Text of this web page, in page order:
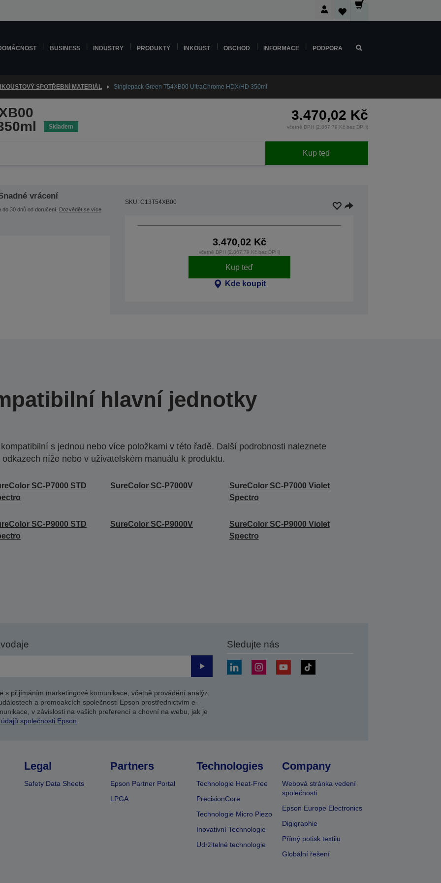
BUSINESS INDUSTRY PRODUKTY INKOUST OBCHOD INFORMACE PODPORA
SPOTŘEBNÍ MATERIÁL Singlepack Green T54XB00 UltraChrome HDX/HD 350ml
Skladem
3.470,02 Kč
včetně DPH (2.867,79 Kč bez DPH)
Kup teď
vrácení
do 30 dnů od doručení. Dozvědět se více
SKU: C13T54XB00
3.470,02 Kč
včetně DPH (2.867,79 Kč bez DPH)
Kup teď
Kde koupit
hlavní jednotky
s jednou nebo více položkami v této řadě. Další podrobnosti naleznete
odkazech níže nebo v uživatelském manuálu k produktu.
SC-P7000 STD
SureColor SC-P7000V
SureColor SC-P7000 Violet
Spectro
SC-P9000 STD
SureColor SC-P9000V
SureColor SC-P9000 Violet
Spectro
Odeslat
s přijímáním marketingové komunikace, včetně provádění analýz
a promoakcích společnosti Epson prostřednictvím e-
v závislosti na vašich preferencí a chovní na webu, jak je
společnosti Epson
Sledujte nás
Legal
Safety Data Sheets
Partners
Epson Partner Portal
LPGA
Technologies
Technologie Heat-Free
PrecisionCore
Technologie Micro Piezo
Inovativní Technologie
Udržitelné technologie
Company
Webová stránka vedení
společnosti
Epson Europe Electronics
Digigraphie
Přímý potisk textilu
Globální řešení